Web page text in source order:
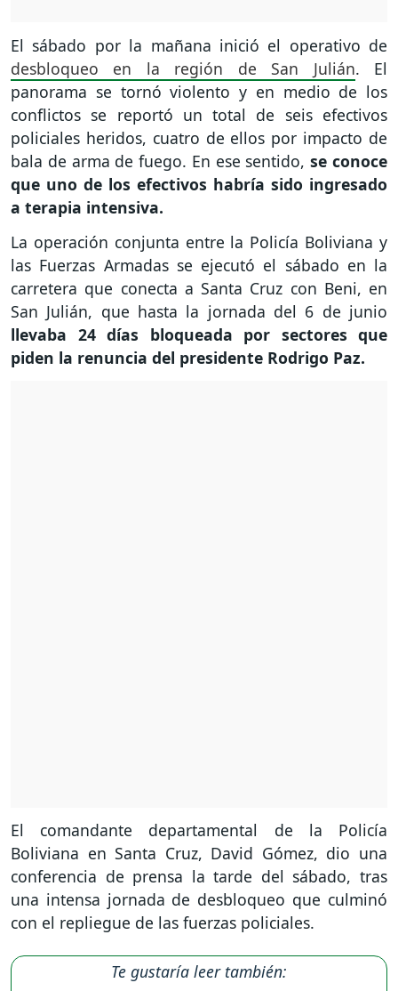
El sábado por la mañana inició el operativo de
desbloqueo en la región de San Julián. El
panorama se tornó violento y en medio de los
conflictos se reportó un total de seis efectivos
policiales heridos, cuatro de ellos por impacto de
bala de arma de fuego. En ese sentido,se conoce
que uno de los efectivos habría sido ingresado
a terapia intensiva.
La operación conjunta entre la Policía Boliviana y
las Fuerzas Armadas se ejecutó el sábado en la
carretera que conecta a Santa Cruz con Beni, en
San Julián, que hasta la jornada del 6 de junio
llevaba 24 días bloqueada por sectores que
piden la renuncia del presidente Rodrigo Paz.
El comandante departamental de la Policía
Boliviana en Santa Cruz, David Gómez, dio una
conferencia de prensa la tarde del sábado, tras
una intensa jornada de desbloqueo que culminó
con el repliegue de las fuerzas policiales.
Te gustaría leer también: